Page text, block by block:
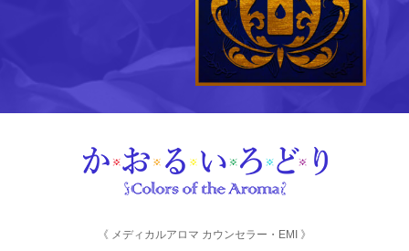
《 メディカルアロマ カウンセラー・EMI 》